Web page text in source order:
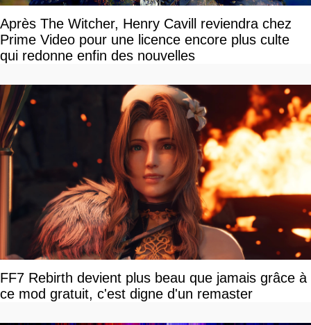
Après The Witcher, Henry Cavill reviendra chez
Prime Video pour une licence encore plus culte
qui redonne enfin des nouvelles
FF7 Rebirth devient plus beau que jamais grâce à
ce mod gratuit, c'est digne d'un remaster